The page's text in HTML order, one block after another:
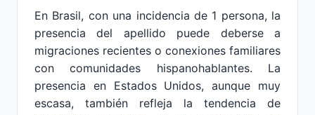
En Brasil, con una incidencia de 1 persona, la
presencia del apellido puede deberse a
migraciones recientes o conexiones familiares
con comunidades hispanohablantes. La
presencia en Estados Unidos, aunque muy
escasa, también refleja la tendencia de